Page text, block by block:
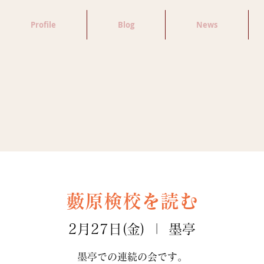
Profile Blog News
藪原検校を読む
2月27日(金) 墨亭
墨亭での連続の会です。